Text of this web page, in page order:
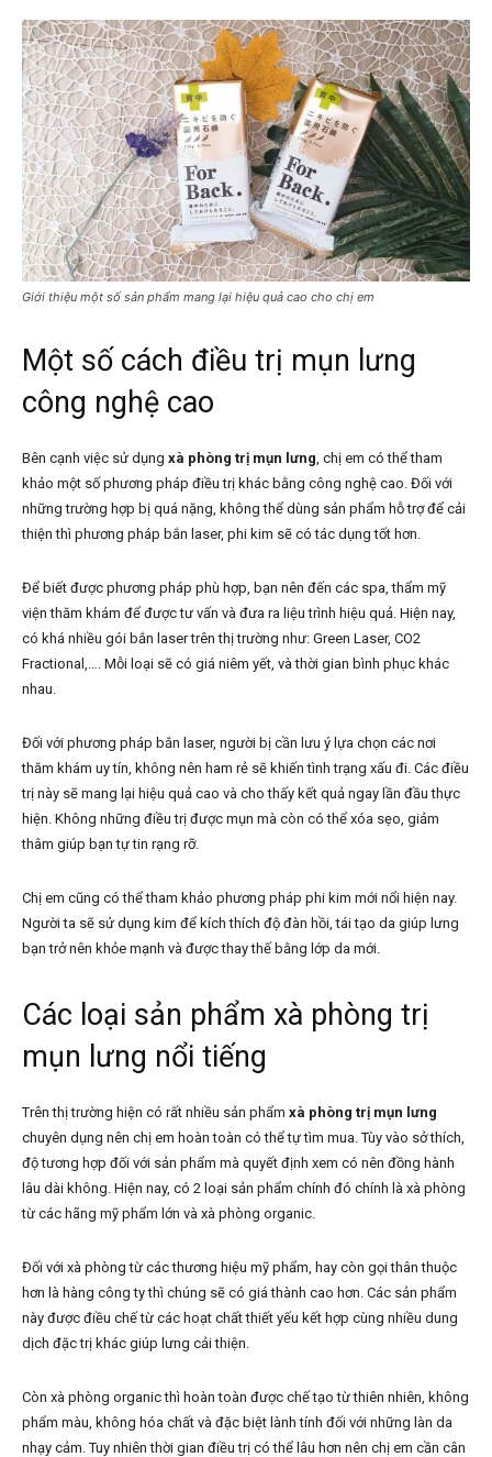
Giới thiệu một số sản phẩm mang lại hiệu quả cao cho chị em
Một số cách điều trị mụn lưng
công nghệ cao
Bên cạnh việc sử dụng xà phòng trị mụn lưng , chị em có thể tham
khảo một số phương pháp điều trị khác bằng công nghệ cao. Đối với
những trường hợp bị quá nặng, không thể dùng sản phẩm hỗ trợ để cải
thiện thì phương pháp bắn laser, phi kim sẽ có tác dụng tốt hơn.
Để biết được phương pháp phù hợp, bạn nên đến các spa, thẩm mỹ
viện thăm khám để được tư vấn và đưa ra liệu trình hiệu quả. Hiện nay,
có khá nhiều gói bắn laser trên thị trường như: Green Laser, CO2
Fractional,…. Mỗi loại sẽ có giá niêm yết, và thời gian bình phục khác
nhau.
Đối với phương pháp bắn laser, người bị cần lưu ý lựa chọn các nơi
thăm khám uy tín, không nên ham rẻ sẽ khiến tình trạng xấu đi. Các điều
trị này sẽ mang lại hiệu quả cao và cho thấy kết quả ngay lần đầu thực
hiện. Không những điều trị được mụn mà còn có thể xóa sẹo, giảm
thâm giúp bạn tự tin rạng rỡ.
Chị em cũng có thể tham khảo phương pháp phi kim mới nổi hiện nay.
Người ta sẽ sử dụng kim để kích thích độ đàn hồi, tái tạo da giúp lưng
bạn trở nên khỏe mạnh và được thay thế bằng lớp da mới.
Các loại sản phẩm xà phòng trị
mụn lưng nổi tiếng
Trên thị trường hiện có rất nhiều sản phẩm xà phòng trị mụn lưng
chuyên dụng nên chị em hoàn toàn có thể tự tìm mua. Tùy vào sở thích,
độ tương hợp đối với sản phẩm mà quyết định xem có nên đồng hành
lâu dài không. Hiện nay, có 2 loại sản phẩm chính đó chính là xà phòng
từ các hãng mỹ phẩm lớn và xà phòng organic.
Đối với xà phòng từ các thương hiệu mỹ phẩm, hay còn gọi thân thuộc
hơn là hàng công ty thì chúng sẽ có giá thành cao hơn. Các sản phẩm
này được điều chế từ các hoạt chất thiết yếu kết hợp cùng nhiều dung
dịch đặc trị khác giúp lưng cải thiện.
Còn xà phòng organic thì hoàn toàn được chế tạo từ thiên nhiên, không
phẩm màu, không hóa chất và đặc biệt lành tính đối với những làn da
nhạy cảm. Tuy nhiên thời gian điều trị có thể lâu hơn nên chị em cần cân